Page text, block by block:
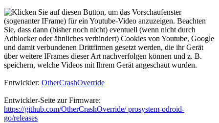
Entwickler: OtherCrashOverride
Entwickler-Seite zur Firmware:
https://github.com/OtherCrashOverride/ prosystem-odroid-
go/releases